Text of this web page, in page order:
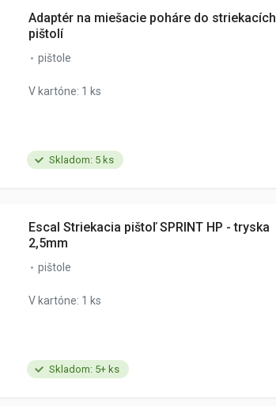
Skladom: 5 ks
Adaptér na miešacie poháre do striekacích
pištolí
pištole
V kartóne: 1 ks
Skladom: 5+ ks
Escal Striekacia pištoľ SPRINT HP - tryska
2,5mm
pištole
V kartóne: 1 ks